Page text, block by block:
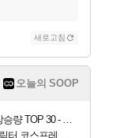
새로고침
오늘의 SOOP
30 - 월간 치지직
스프레한 꽁주